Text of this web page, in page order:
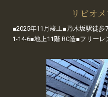
リビオ
■2025年11月竣工■乃木坂駅徒
1-14-6■地上11階 RC造■フリーレ